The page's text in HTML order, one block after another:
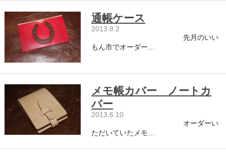
通帳ケース
2013.8.2
先月のいい
もん市でオーダー…
メモ帳カバー ノートカ
バー
2013.6.10
オーダーい
ただいていたメモ…